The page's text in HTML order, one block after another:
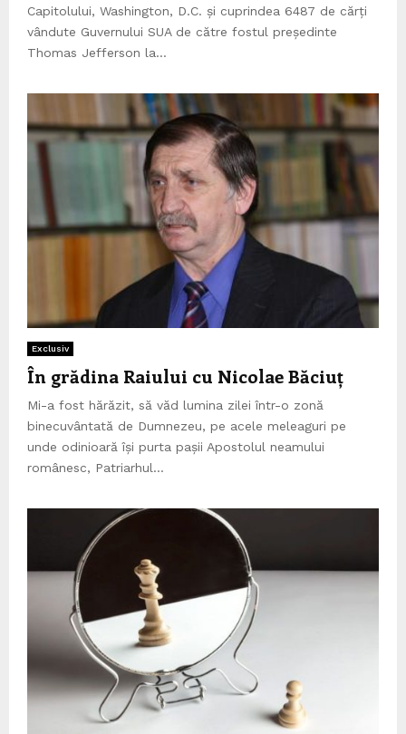
Capitolului, Washington, D.C. și cuprindea 6487 de cărți
vândute Guvernului SUA de către fostul președinte
Thomas Jefferson la...
Exclusiv
În grădina Raiului cu Nicolae Băciuț
Mi-a fost hărăzit, să văd lumina zilei într-o zonă
binecuvântată de Dumnezeu, pe acele meleaguri pe
unde odinioară își purta pașii Apostolul neamului
românesc, Patriarhul...